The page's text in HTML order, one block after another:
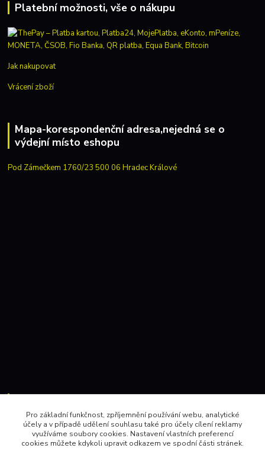
Platební možnosti, vše o nákupu
Jak nakupovat
Vrácení zboží
Mapa-korespondenční adresa,nejedná se o
výdejní místo eshopu
Pod Zámečkem 1760/23 500 06 Hradec Králové
604 157410 , 602 345528
Pro základní funkčnost, zpříjemnění používání webu, analytické
účely a v případě udělení souhlasu také pro účely cílení reklamy
využíváme soubory cookies. Nastavení vlastních preferencí
cookies můžete kdykoli upravit odkazem ve spodní části stránek.